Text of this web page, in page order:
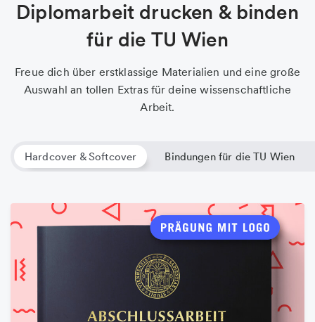
Diplomarbeit drucken & binden
für die TU Wien
Freue dich über erstklassige Materialien und eine große
Auswahl an tollen Extras für deine wissenschaftliche
Arbeit.
Hardcover & Softcover Bindungen für die TU Wien